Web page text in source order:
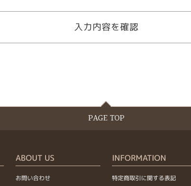
PAGE TOP
ABOUT US
お問い合わせ
INFORMATION
特定商取引に関する表記